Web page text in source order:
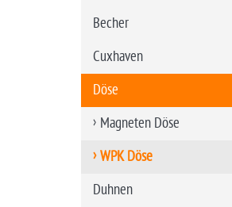
i
e
Becher
Cuxhaven
Döse
Magneten Döse
WPK Döse
Duhnen